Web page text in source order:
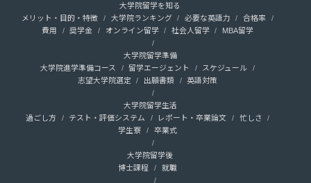
大学院留学を知る
メリット・目的・特徴
大学院ランキング 必要な英語力
合格率
費用
奨学金 オンライン留学 社会人留学 MBA留学
大学院留学準備
大学院進学準備コース
留学エージェント
スケジュール
志望大学院選定
出願書類 英語対策
大学院留学生活
過ごし方
テスト・評価システム レポート・卒業論文
忙しさ
学生寮
卒業式
大学院留学後
博士課程
就職